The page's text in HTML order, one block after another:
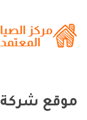
موقع شركة